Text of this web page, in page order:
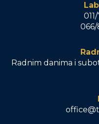
Radnim danima i